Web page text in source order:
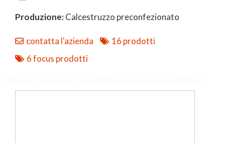
Produzione:Calcestruzzo preconfezionato
contatta l'azienda
16 prodotti
6 focus prodotti